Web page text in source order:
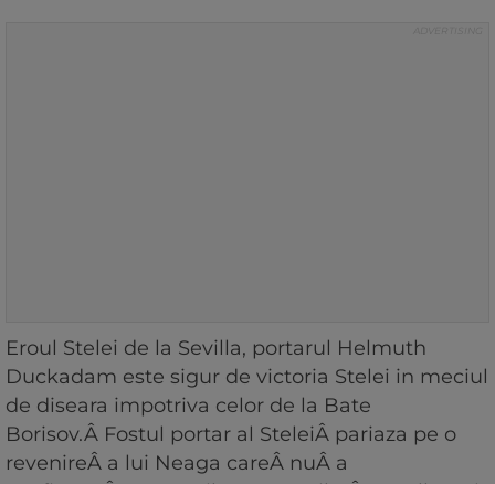
Eroul Stelei de la Sevilla, portarul Helmuth
Duckadam este sigur de victoria Stelei in meciul
de diseara impotriva celor de la Bate
Borisov.Â Fostul portar al SteleiÂ pariaza pe o
revenireÂ a lui Neaga careÂ nuÂ a